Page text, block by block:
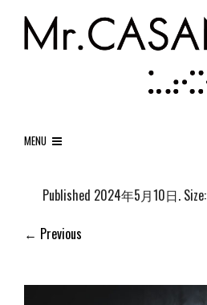
MENU
Published 2024年5月10日. Size:
← Previous